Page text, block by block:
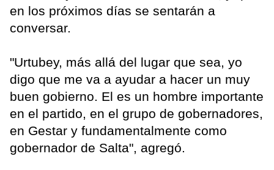
en los próximos días se sentarán a
conversar.
"Urtubey, más allá del lugar que sea, yo
digo que me va a ayudar a hacer un muy
buen gobierno. El es un hombre importante
en el partido, en el grupo de gobernadores,
en Gestar y fundamentalmente como
gobernador de Salta", agregó.